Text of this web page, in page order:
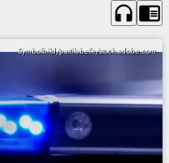
headphones chrome_reader_mode
Symbolbild/pattilabelle/stock.adobe.com